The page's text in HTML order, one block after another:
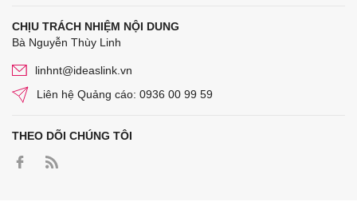
CHỊU TRÁCH NHIỆM NỘI DUNG
Bà Nguyễn Thùy Linh
linhnt@ideaslink.vn
Liên hệ Quảng cáo: 0936 00 99 59
THEO DÕI CHÚNG TÔI